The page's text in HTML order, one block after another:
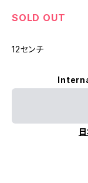
SOLD OUT
12センチ